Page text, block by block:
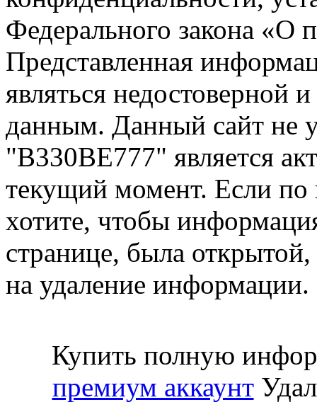
Федерального закона «О
Представленная
являться недостоверной
данным. Данный сайт не
"В330ВЕ777" является
текущий момент. Если
хотите, чтобы
странице, была открытой,
на удаление информации.
Купить полную
премиум аккаунт